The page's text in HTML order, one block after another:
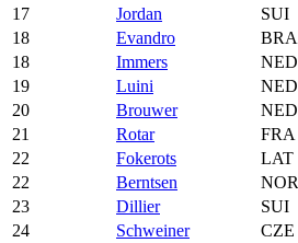
17
Jordan SUI
18
Evandro BRA
18
Immers NED
19
Luini NED
20
Brouwer NED
21
Rotar FRA
22
Fokerots LAT
22
Berntsen NOR
23
Dillier SUI
24
Schweiner CZE